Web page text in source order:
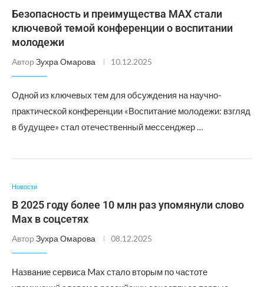
Безопасность и преимущества MAX стали
ключевой темой конференции о воспитании
молодежи
Автор Зухра Омарова 10.12.2025
Одной из ключевых тем для обсуждения на научно-
практической конференции «Воспитание молодежи: взгляд
в будущее» стал отечественный мессенджер …
Новости
В 2025 году более 10 млн раз упомянули слово
Max в соцсетях
Автор Зухра Омарова 08.12.2025
Название сервиса Max стало вторым по частоте